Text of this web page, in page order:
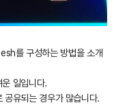
를 구성하는 방법을 소개
일입니다.
공유되는 경우가 많습니다.